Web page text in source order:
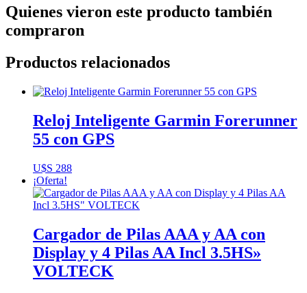
Quienes vieron este producto también
compraron
Productos relacionados
Reloj Inteligente Garmin Forerunner
55 con GPS
U$S 288
¡Oferta!
Cargador de Pilas AAA y AA con
Display y 4 Pilas AA Incl 3.5HS»
VOLTECK